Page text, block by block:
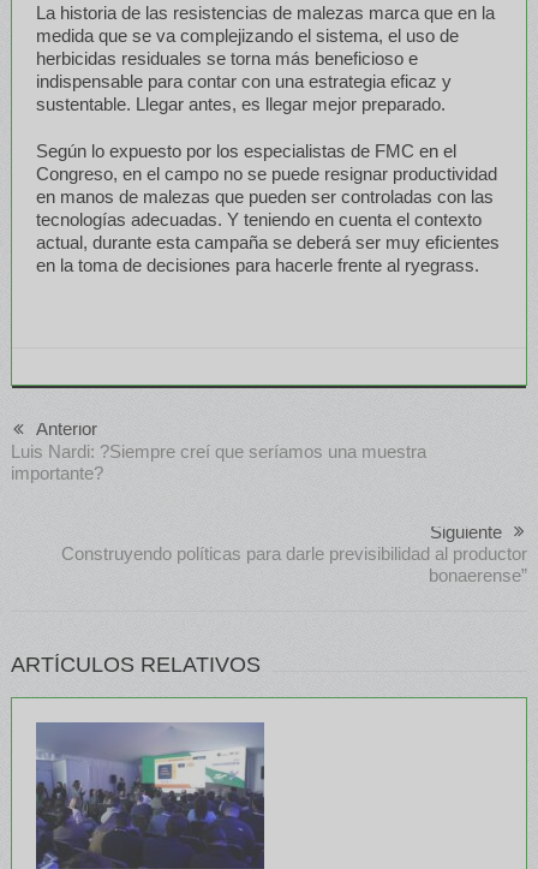
La historia de las resistencias de malezas marca que en la
medida que se va complejizando el sistema, el uso de
herbicidas residuales se torna más beneficioso e
indispensable para contar con una estrategia eficaz y
sustentable. Llegar antes, es llegar mejor preparado.
Según lo expuesto por los especialistas de FMC en el
Congreso, en el campo no se puede resignar productividad
en manos de malezas que pueden ser controladas con las
tecnologías adecuadas. Y teniendo en cuenta el contexto
actual, durante esta campaña se deberá ser muy eficientes
en la toma de decisiones para hacerle frente al ryegrass.
Anterior
Luis Nardi: ?Siempre creí que seríamos una muestra
importante?
Siguiente
Construyendo políticas para darle previsibilidad al productor
bonaerense”
ARTÍCULOS RELATIVOS